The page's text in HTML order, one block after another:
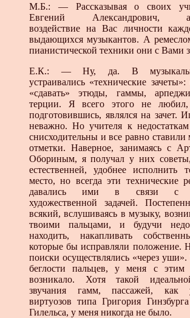
М.Б.: — Рассказывая о своих
Евгений Александрович,
воздействие на Вас личности
выдающихся музыкантов. А
пианистической техники они с Вами
Е.К.: — Ну, да. В
устраивались «технические
«сдавать» этюды, гаммы,
терции. Я всего этого не
подготовившись, являлся на зачет.
неважно. Но учителя к
снисходительны и все равно
отметки. Наверное, занимаясь с
Обориным, я получал у них
естественней, удобнее исполнить
место, но всегда эти технические
давались ими в связи с
художественной задачей.
всякий, вслушиваясь в музыку,
твоими пальцами, и будучи
находить, накапливать
которые бы исправляли положение.
поиски осуществлялись «через уши».
беглости пальцев, у меня с этим
возникало. Хотя такой
звучания гамм, пассажей, как
виртуозов типа Григория
Гилельса, у меня никогда не было.